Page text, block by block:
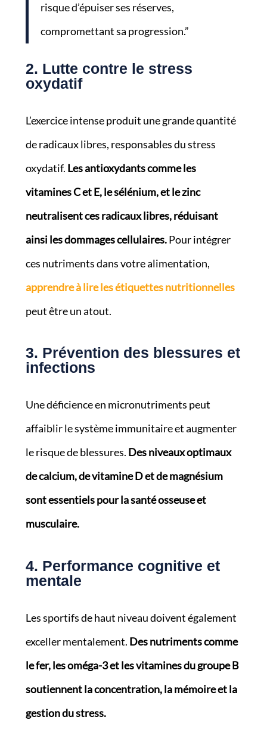
risque d’épuiser ses réserves,
compromettant sa progression.”
2. Lutte contre le stress
oxydatif
L’exercice intense produit une grande quantité
de radicaux libres, responsables du stress
oxydatif. Les antioxydants comme les
vitamines C et E, le sélénium, et le zinc
neutralisent ces radicaux libres, réduisant
ainsi les dommages cellulaires.Pour intégrer
ces nutriments dans votre alimentation,
apprendre à lire les étiquettes nutritionnelles
peut être un atout.
3. Prévention des blessures et
infections
Une déficience en micronutriments peut
affaiblir le système immunitaire et augmenter
le risque de blessures. Des niveaux optimaux
de calcium, de vitamine D et de magnésium
sont essentiels pour la santé osseuse et
musculaire.
4. Performance cognitive et
mentale
Les sportifs de haut niveau doivent également
exceller mentalement. Des nutriments comme
le fer, les oméga-3 et les vitamines du groupe B
soutiennent la concentration, la mémoire et la
gestion du stress.